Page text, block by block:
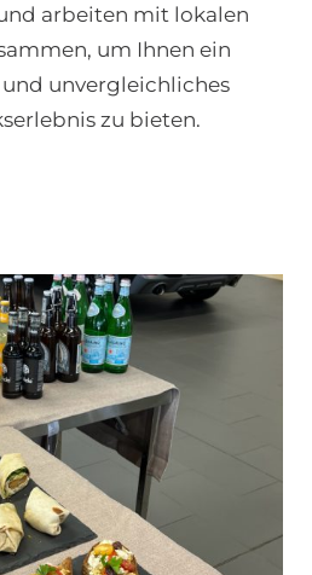
arbeiten mit lokalen
um Ihnen ein
unvergleichliches
zu bieten.